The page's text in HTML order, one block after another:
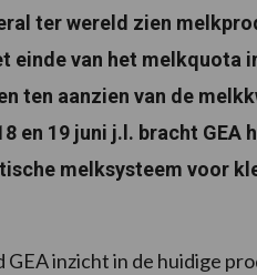
ter wereld zien
einde van het melkquota
ten aanzien van de
en 19 juni j.l. bracht
melksysteem voor
GEA inzicht in de huidige